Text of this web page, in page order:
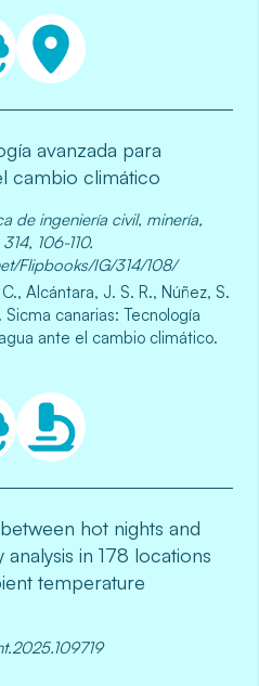
avanzada para
cambio climático
de ingeniería civil, minería,
106-110.
Flipbooks/IG/314/108/
Alcántara, J. S. R., Núñez, S.
canarias: Tecnología
ante el cambio climático.
hot nights and
in 178 locations
temperature